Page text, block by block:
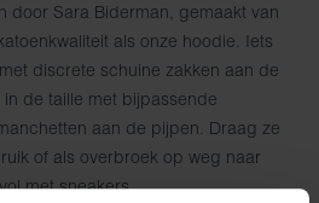
door Sara Biderman, gemaakt van
als onze hoodie. Iets
discrete schuine zakken aan de
de taille met bijpassende
aan de pijpen. Draag ze
of als overbroek op weg naar
met sneakers.